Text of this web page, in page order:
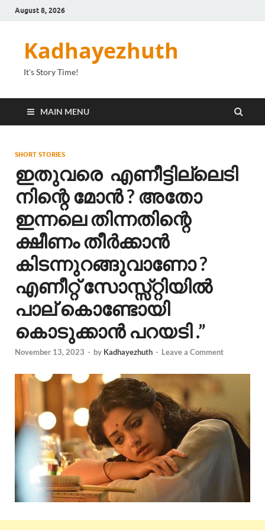
August 8, 2026
Kadhayezhuth
It's Story Time!
MAIN MENU
SHORT STORIES
ഇതുവരെ എണീട്ടില്ലെടി
നിന്റെ മോൻ ? അതോ
ഇന്നലെ തിന്നതിന്റെ
ക്ഷീണം തീർക്കാൻ
കിടന്നുറങ്ങുവാണോ ?
എണീറ്റ് സോസ്സ്റ്റിയിൽ
പാല് കൊണ്ടോയി
കൊടുക്കാൻ പറയടി .”
November 13, 2023 - by Kadhayezhuth - Leave a Comment